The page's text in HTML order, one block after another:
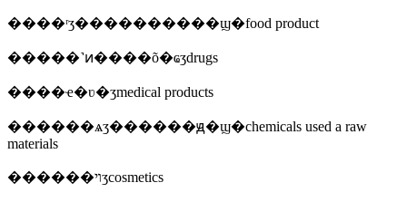
����ʳʒ����������ϣ�food product
�����˺ͷ����õ�ҩʒdrugs
����ҽ�ʋ�ʒmedical products
������ѧʒ������ԭ�ϣ�chemicals used a raw
materials
������ױʒcosmetics